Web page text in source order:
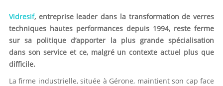
Vidresif, entreprise leader dans la transformation de verres
techniques hautes performances depuis 1994, reste ferme
sur sa politique d’apporter la plus grande spécialisation
dans son service et ce, malgré un contexte actuel plus que
difficile.
La firme industrielle, située à Gérone, maintient son cap face